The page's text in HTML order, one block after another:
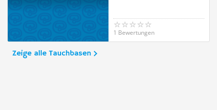
1 Bewertungen
Zeige alle Tauchbasen